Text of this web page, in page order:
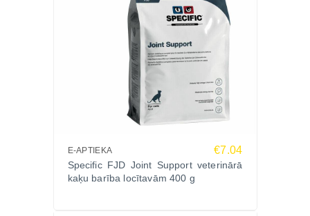
E-APTIEKA €7.04
Specific FJD Joint Support veterinārā
kaķu barība locītavām 400 g